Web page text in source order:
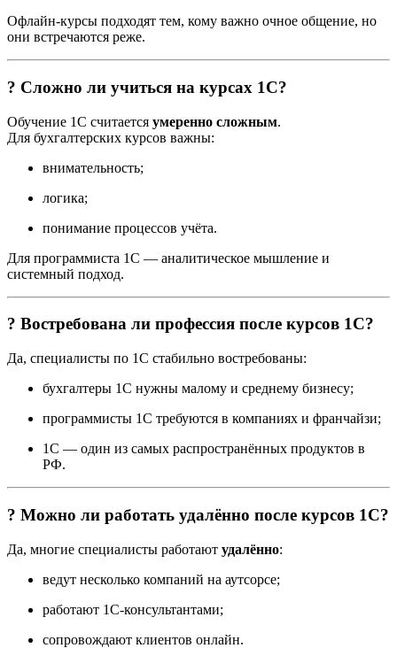
Офлайн-курсы подходят тем, кому важно очное общение, но
они встречаются реже.
? Сложно ли учиться на курсах 1С?
Обучение 1С считается умеренно сложным.
Для бухгалтерских курсов важны:
внимательность;
логика;
понимание процессов учёта.
Для программиста 1С — аналитическое мышление и
системный подход.
? Востребована ли профессия после курсов 1С?
Да, специалисты по 1С стабильно востребованы:
бухгалтеры 1С нужны малому и среднему бизнесу;
программисты 1С требуются в компаниях и франчайзи;
1С — один из самых распространённых продуктов в
РФ.
? Можно ли работать удалённо после курсов 1С?
Да, многие специалисты работают удалённо:
ведут несколько компаний на аутсорсе;
работают 1С-консультантами;
сопровождают клиентов онлайн.